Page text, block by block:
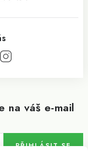
na váš e-mail
PŘIHLÁSIT SE